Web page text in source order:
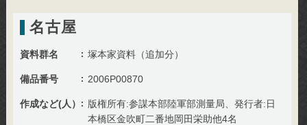
名古屋
資料群名 塚本家資料（追加分）
備品番号 2006P00870
作成など(人）
版権所有:参謀本部陸軍部測量局、発行者:日
本橋区金吹町二番地岡田栄助他4名